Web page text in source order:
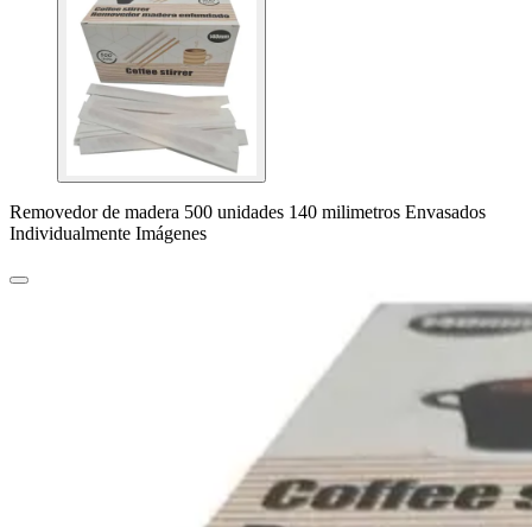
Removedor de madera 500 unidades 140 milimetros Envasados
Individualmente Imágenes